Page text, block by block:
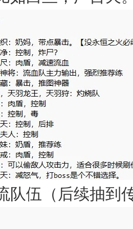
队伍（后续抽到